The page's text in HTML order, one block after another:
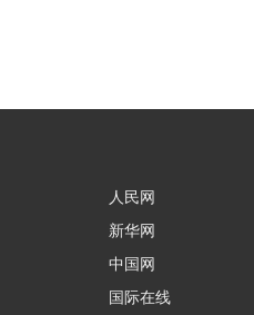
人民网
新华网
中国网
国际在线